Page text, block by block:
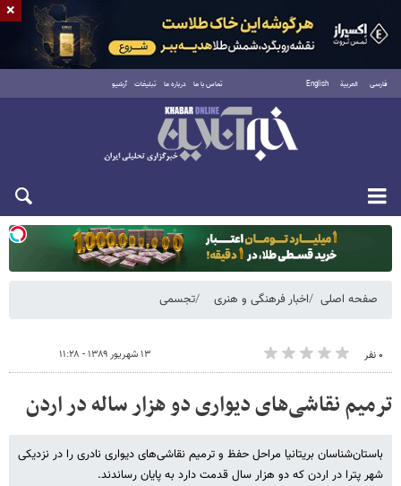
فارسی العربية English تماس با ما درباره ما تبلیغات آرشیو
یکشنبه ۱۸ مرداد ۱۴۰۵
صفحه اصلی اخبار فرهنگی و هنری تجسمی
۰ نفر ۱۳ شهریور ۱۳۸۹ - ۱۱:۲۸
ترمیم نقاشی‌های دیواری دو هزار ساله در اردن
باستان‌شناسان بریتانیا مراحل حفظ و ترمیم نقاشی‌های دیواری نادری را در نزدیکی
شهر پترا در اردن که دو هزار سال قدمت دارد به پایان رساندند.
×